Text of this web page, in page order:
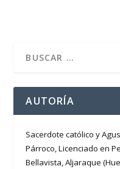
AUTORÍA
Sacerdote católico y
Párroco, Licenciado en
Bellavista, Aljaraque